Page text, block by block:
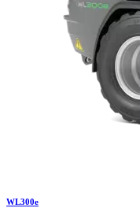
WL300e